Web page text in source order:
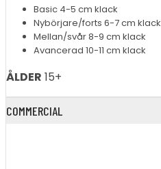
Basic 4-5 cm klack
Nybörjare/forts 6-7 cm klack
Mellan/svår 8-9 cm klack
Avancerad 10-11 cm klack
ÅLDER 15+
COMMERCIAL